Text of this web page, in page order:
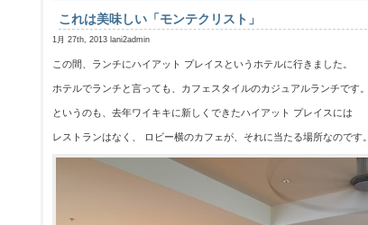
これは美味しい「モンテクリスト」
1月 27th, 2013 lani2admin
この間、ランチにハイアット プレイスというホテルに行きました。
ホテルでランチと言っても、カフェスタイルのカジュアルランチです。
というのも、去年ワイキキに新しくできたハイアット プレイスには
レストランはなく、 ロビー横のカフェが、それに当たる場所なのです。